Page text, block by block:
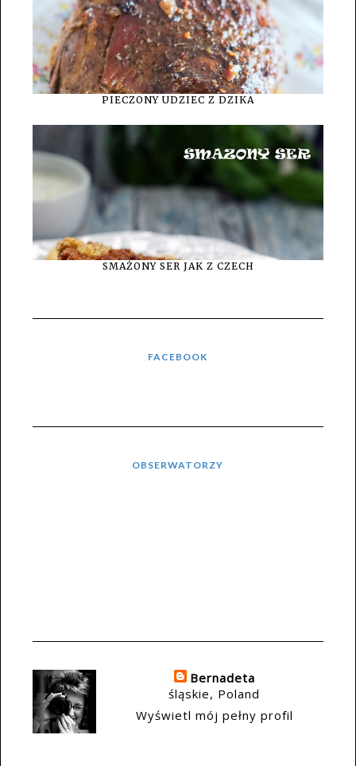
PIECZONY UDZIEC Z DZIKA
SMAŻONY SER JAK Z CZECH
FACEBOOK
OBSERWATORZY
Bernadeta
śląskie, Poland
Wyświetl mój pełny profil